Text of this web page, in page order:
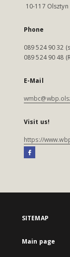
10-117 Olsztyn
Phone
089 524 90 32
089 524 90 48
E-Mail
Visit us!
https://
SITEMAP
Main page